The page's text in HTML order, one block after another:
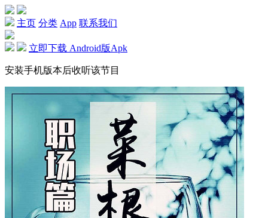
主页 分类 App 联系我们
立即下载 Android版Apk
安装手机版本后收听该节目